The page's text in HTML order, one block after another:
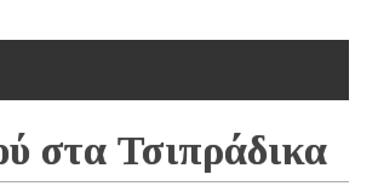
στα Τσιπράδικα